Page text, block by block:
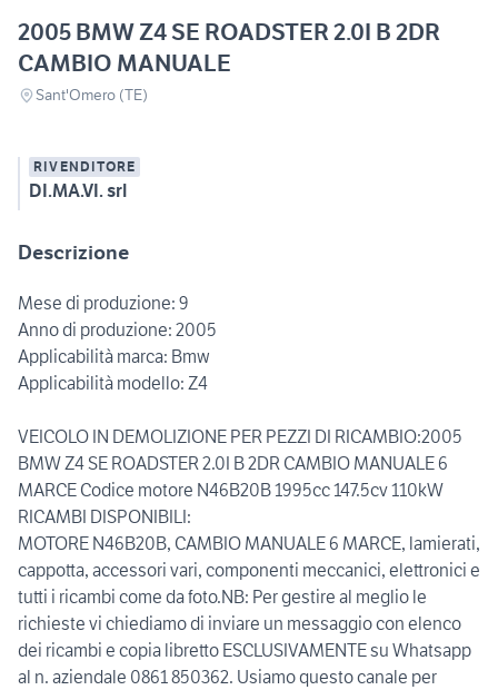
2005 BMW Z4 SE ROADSTER 2.0I B 2DR
CAMBIO MANUALE
Sant'Omero (TE)
RIVENDITORE
DI.MA.VI. srl
Descrizione
Mese di produzione: 9
Anno di produzione: 2005
Applicabilità marca: Bmw
Applicabilità modello: Z4
VEICOLO IN DEMOLIZIONE PER PEZZI DI RICAMBIO:2005
BMW Z4 SE ROADSTER 2.0I B 2DR CAMBIO MANUALE 6
MARCE Codice motore N46B20B 1995cc 147.5cv 110kW
RICAMBI DISPONIBILI:
MOTORE N46B20B, CAMBIO MANUALE 6 MARCE, lamierati,
cappotta, accessori vari, componenti meccanici, elettronici e
tutti i ricambi come da foto.NB: Per gestire al meglio le
richieste vi chiediamo di inviare un messaggio con elenco
dei ricambi e copia libretto ESCLUSIVAMENTE su Whatsapp
al n. aziendale 0861 850362. Usiamo questo canale per